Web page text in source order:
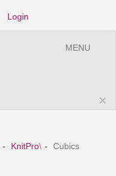
Login
MENU
×
KnitPro\ Cubics